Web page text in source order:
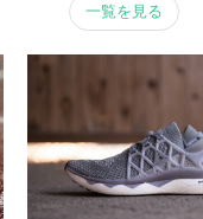
一覧を見る